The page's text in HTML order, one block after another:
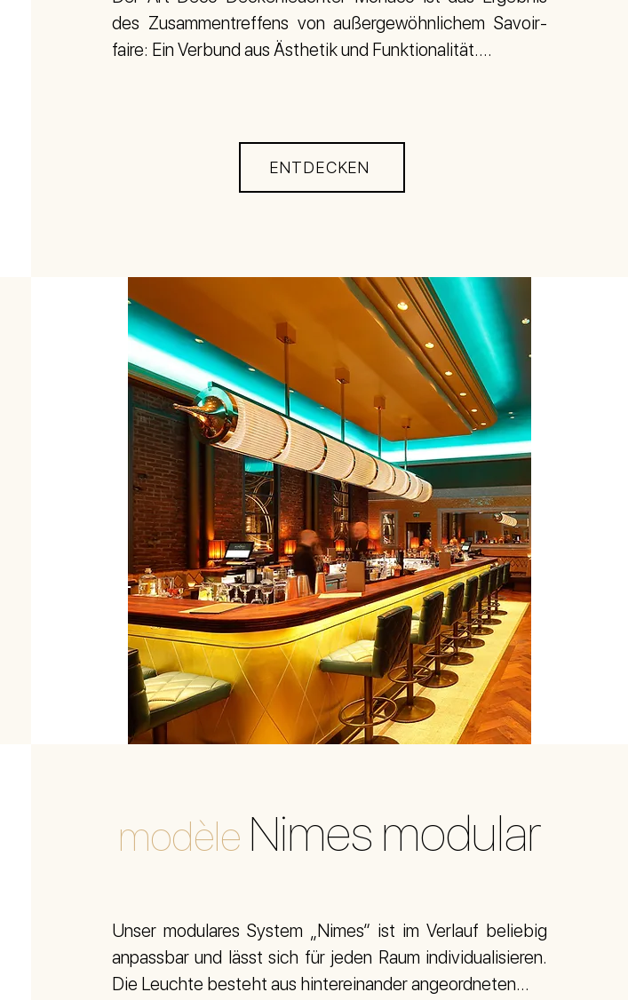
des Zusammentreffens von außergewöhnlichem Savoir-
faire: Ein Verbund aus Ästhetik und Funktionalität....
ENTDECKEN
modèle Nimes modular
Unser modulares System „Nimes“ ist im Verlauf beliebig
anpassbar und lässt sich für jeden Raum individualisieren.
Die Leuchte besteht aus hintereinander angeordneten...